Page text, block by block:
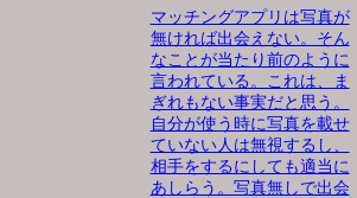
マッチングアプリは写真が
無ければ出会えない。そん
なことが当たり前のように
言われている。これは、ま
ぎれもない事実だと思う。
自分が使う時に写真を載せ
ていない人は無視するし、
相手をするにしても適当に
あしらう。写真無しで出会